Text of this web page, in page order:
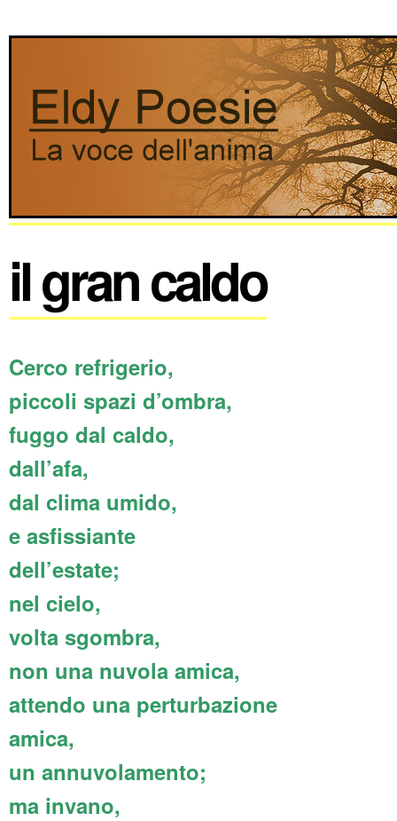
il gran caldo
Cerco refrigerio,
piccoli spazi d’ombra,
fuggo dal caldo,
dall’afa,
dal clima umido,
e asfissiante
dell’estate;
nel cielo,
volta sgombra,
non una nuvola amica,
attendo una perturbazione
amica,
un annuvolamento;
ma invano,